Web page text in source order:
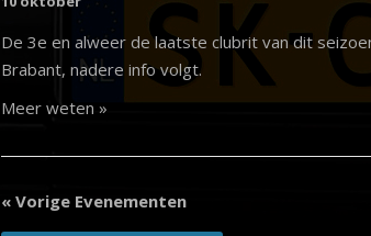
De 3e en alweer de laatste clubrit van dit
Brabant, nadere info volgt.
Meer weten »
« Vorige Evenementen